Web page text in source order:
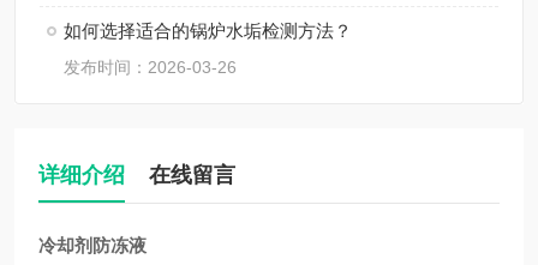
如何选择适合的锅炉水垢检测方法？
发布时间：2026-03-26
详细介绍 在线留言
冷却剂防冻液